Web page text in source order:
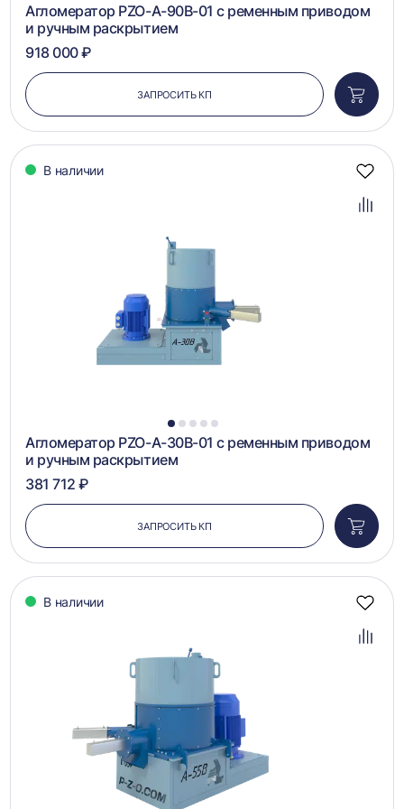
Агломератор PZO-A-90B-01 с ременным приводом
и ручным раскрытием
918 000 ₽
ЗАПРОСИТЬ КП
в
В наличии
1 2 3 4 5
Агломератор PZO-A-30B-01 с ременным приводом
и ручным раскрытием
381 712 ₽
ЗАПРОСИТЬ КП
в
В наличии